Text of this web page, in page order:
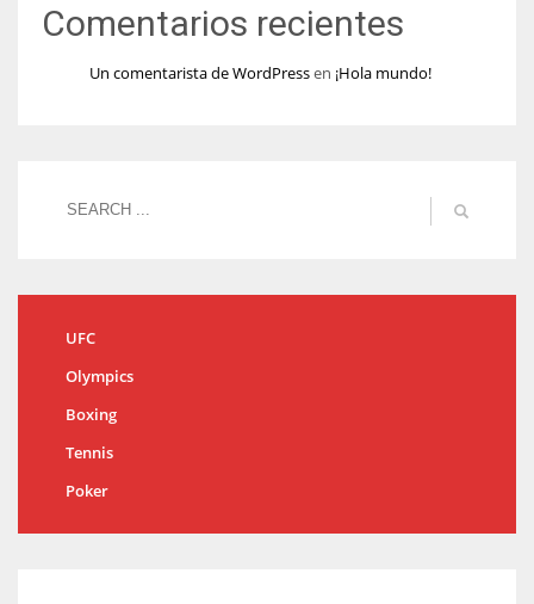
Comentarios recientes
Un comentarista de WordPressen ¡Hola mundo!
UFC
Olympics
Boxing
Tennis
Poker